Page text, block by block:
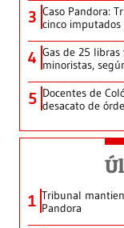
3 Caso Pandora:
cinco
4 Gas de 25 libras
minoristas,
5 Docentes de
desacato de
1 Tribunal
Pandora